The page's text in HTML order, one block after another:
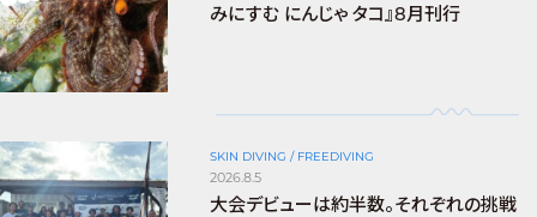
みにすむ にんじゃ タコ』8月刊行
SKIN DIVING / FREEDIVING
2026.8.5
大会デビューは約半数。それぞれの挑戦